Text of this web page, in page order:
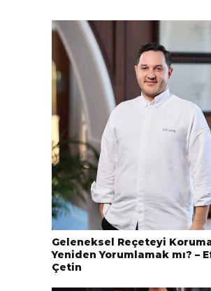
Geleneksel Reçeteyi
Yeniden Yorumlamak mı? –
Çetin